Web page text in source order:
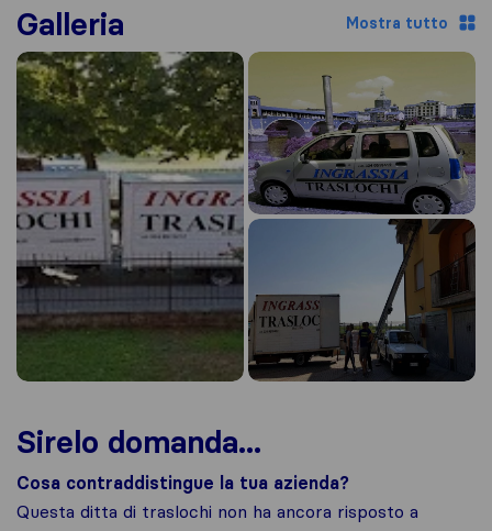
Galleria Mostra tutto
Sirelo domanda...
Cosa contraddistingue la tua azienda?
Questa ditta di traslochi non ha ancora risposto a